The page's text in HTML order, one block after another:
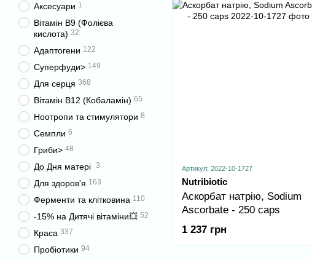
Артикул: 2022-10-1727
Nutribiotic
Аскорбат натрію, Sodium
Ascorbate - 250 caps
1 237 грн
Аксесуари 1
Вітамін B9 (Фолієва
кислота) 32
Адаптогени 122
Суперфуди> 149
Для серця 368
Вітамін B12 (Кобаламін) 65
Ноотропи та стимулятори 8
Семпли 6
Гриби> 48
До Дня матері 3
Для здоров'я 163
Ферменти та клітковина 110
-15% на Дитячі вітаміни💥 52
Краса 337
Пробіотики 94